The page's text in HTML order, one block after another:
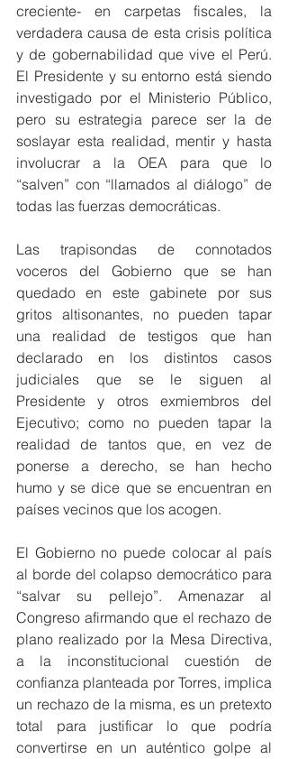
creciente- en carpetas fiscales, la
verdadera causa de esta crisis política
y de gobernabilidad que vive el Perú.
El Presidente y su entorno está siendo
investigado por el Ministerio Público,
pero su estrategia parece ser la de
soslayar esta realidad, mentir y hasta
involucrar a la OEA para que lo
“salven” con “llamados al diálogo” de
todas las fuerzas democráticas.
Las trapisondas de connotados
voceros del Gobierno que se han
quedado en este gabinete por sus
gritos altisonantes, no pueden tapar
una realidad de testigos que han
declarado en los distintos casos
judiciales que se le siguen al
Presidente y otros exmiembros del
Ejecutivo; como no pueden tapar la
realidad de tantos que, en vez de
ponerse a derecho, se han hecho
humo y se dice que se encuentran en
países vecinos que los acogen.
El Gobierno no puede colocar al país
al borde del colapso democrático para
“salvar su pellejo”. Amenazar al
Congreso afirmando que el rechazo de
plano realizado por la Mesa Directiva,
a la inconstitucional cuestión de
confianza planteada por Torres, implica
un rechazo de la misma, es un pretexto
total para justificar lo que podría
convertirse en un auténtico golpe al